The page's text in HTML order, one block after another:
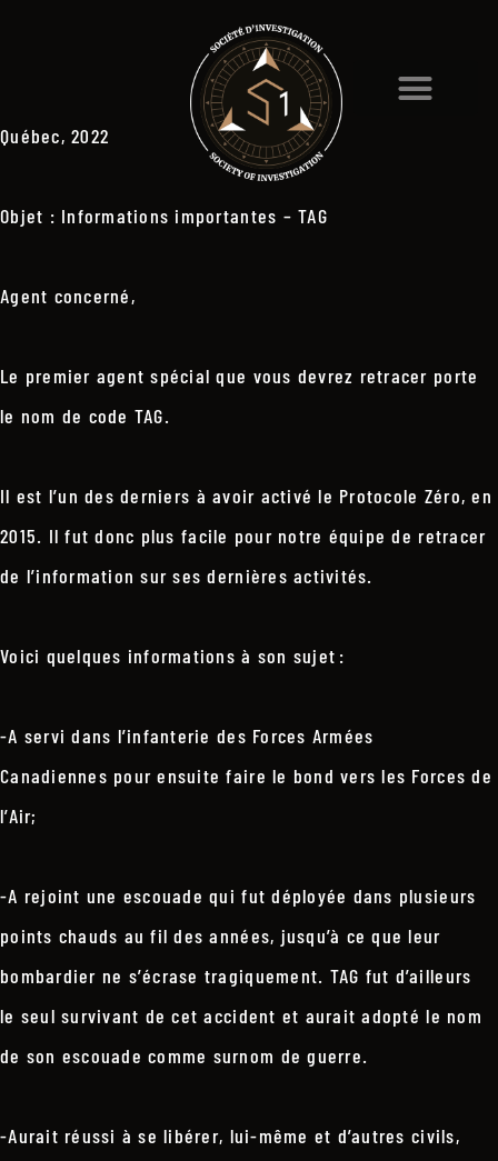
Québec, 2022
Objet : Informations importantes – TAG
Agent concerné,
Le premier agent spécial que vous devrez retracer porte
le nom de code TAG.
Il est l’un des derniers à avoir activé le Protocole Zéro, en
2015. Il fut donc plus facile pour notre équipe de retracer
de l’information sur ses dernières activités.
Voici quelques informations à son sujet :
-A servi dans l’infanterie des Forces Armées
Canadiennes pour ensuite faire le bond vers les Forces de
l’Air;
-A rejoint une escouade qui fut déployée dans plusieurs
points chauds au fil des années, jusqu’à ce que leur
bombardier ne s’écrase tragiquement. TAG fut d’ailleurs
le seul survivant de cet accident et aurait adopté le nom
de son escouade comme surnom de guerre.
-Aurait réussi à se libérer, lui-même et d’autres civils,